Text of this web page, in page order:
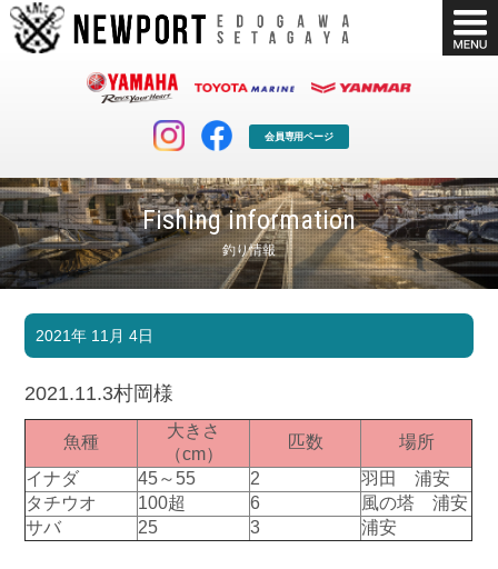
会員専用ページ
Fishing information
釣り情報
マリンクラブ
マリンライフを堪能したい！
ボート販売
ボート免許
長年の実績と信頼！
店舗情報
Shop Info.
公式ブログ
Blog
お問い合わせ
Contact us
会社概要
Company
2021年 11月 4日
2021.11.3村岡様
魚種
大きさ
（cm）
匹数
場所
イナダ
45～55 2
羽田 浦安
タチウオ
100超 6
風の塔 浦安
サバ
25 3 浦安